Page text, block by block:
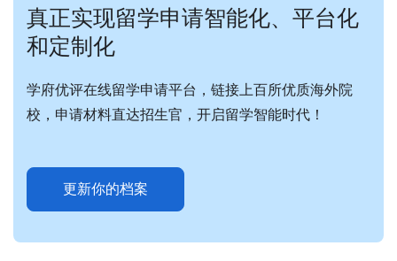
真正实现留学申请智能化、平台化
和定制化
学府优评在线留学申请平台，链接上百所优质海外院
校，申请材料直达招生官，开启留学智能时代！
更新你的档案